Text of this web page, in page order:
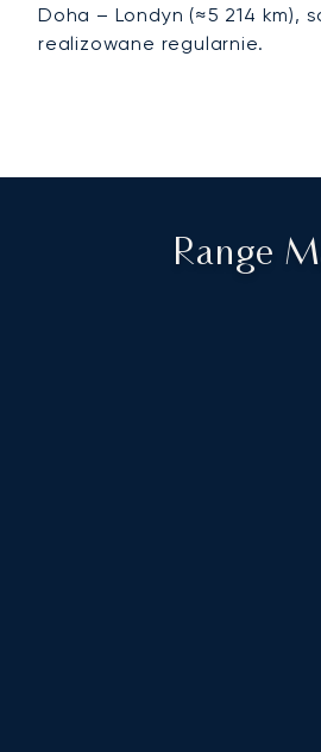
Doha – Londyn (≈5 214 km),
realizowane regularnie.
Range